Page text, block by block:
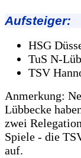
Aufsteiger:
HSG
TuS N-
TSV
Anmerkung:
Lübbecke
zwei
Spiele - die
auf.